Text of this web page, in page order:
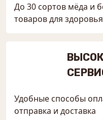
До 30 сортов мёда и
товаров для
Удобные способы
отправка и доставка